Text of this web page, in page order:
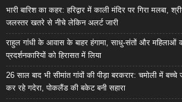
भारी बारिश का कहर: हरिद्वार में काली मंदिर पर गिरा मलबा,
जलस्तर खतरे से नीचे लेकिन अलर्ट जारी
राहुल गांधी के आवास के बाहर हंगामा, साधु-संतों और महिलाओं
प्रदर्शनकारियों को हिरासत में लिया
26 साल बाद भी सीमांत गांवों की पीड़ा बरकरार: चमोली में
कर रहे गदेरा, पोकलैंड की बकेट बनी सहारा